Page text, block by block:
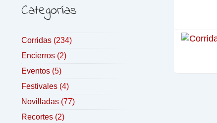
Categorías
Corridas (234)
Encierros (2)
Eventos (5)
Festivales (4)
Novilladas (77)
Recortes (2)